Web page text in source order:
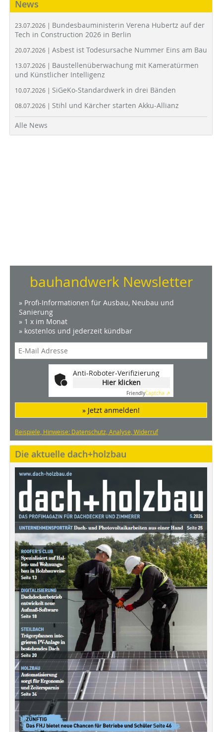
News
23.07.2026 | Bundesbauministerin Verena Hubertz auf der
Tech in Construction 2026 in Berlin
20.07.2026 | Asbest ist Todesursache Nummer Eins am Bau
13.07.2026 | Baustellenüberwachung mit Kameratürmen
und Künstlicher Intelligenz
10.07.2026 | SiGeKo-Standardwerk in drei Bänden
08.07.2026 | Stihl und Kärcher starten Akku-Allianz
Alle News
bauhandwerk Newsletter
» Profi-Informationen für Ausbau, Neubau und
Sanierung
» 1 x im Monat
» kostenlos und jederzeit kündbar
Anti-Roboter-Verifizierung
Hier klicken
FriendlyCaptcha ⇗
» Jetzt anmelden!
Beispiele, Hinweise: Datenschutz, Analyse, Widerruf
Die aktuelle dach+holzbau